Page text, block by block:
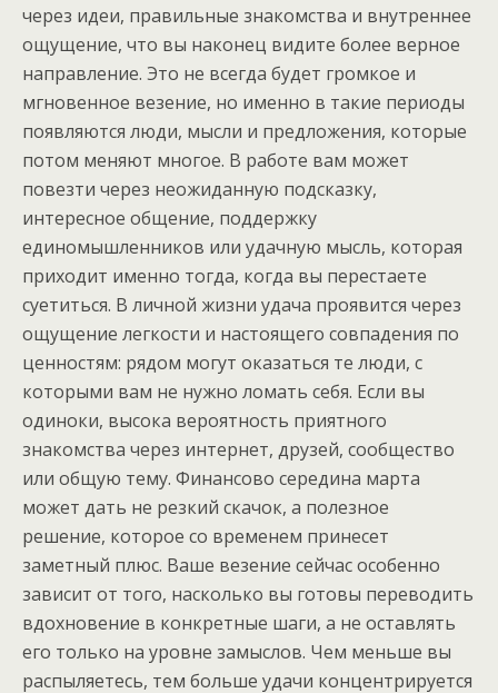
через идеи, правильные знакомства и внутреннее
ощущение, что вы наконец видите более верное
направление. Это не всегда будет громкое и
мгновенное везение, но именно в такие периоды
появляются люди, мысли и предложения, которые
потом меняют многое. В работе вам может
повезти через неожиданную подсказку,
интересное общение, поддержку
единомышленников или удачную мысль, которая
приходит именно тогда, когда вы перестаете
суетиться. В личной жизни удача проявится через
ощущение легкости и настоящего совпадения по
ценностям: рядом могут оказаться те люди, с
которыми вам не нужно ломать себя. Если вы
одиноки, высока вероятность приятного
знакомства через интернет, друзей, сообщество
или общую тему. Финансово середина марта
может дать не резкий скачок, а полезное
решение, которое со временем принесет
заметный плюс. Ваше везение сейчас особенно
зависит от того, насколько вы готовы переводить
вдохновение в конкретные шаги, а не оставлять
его только на уровне замыслов. Чем меньше вы
распыляетесь, тем больше удачи концентрируется